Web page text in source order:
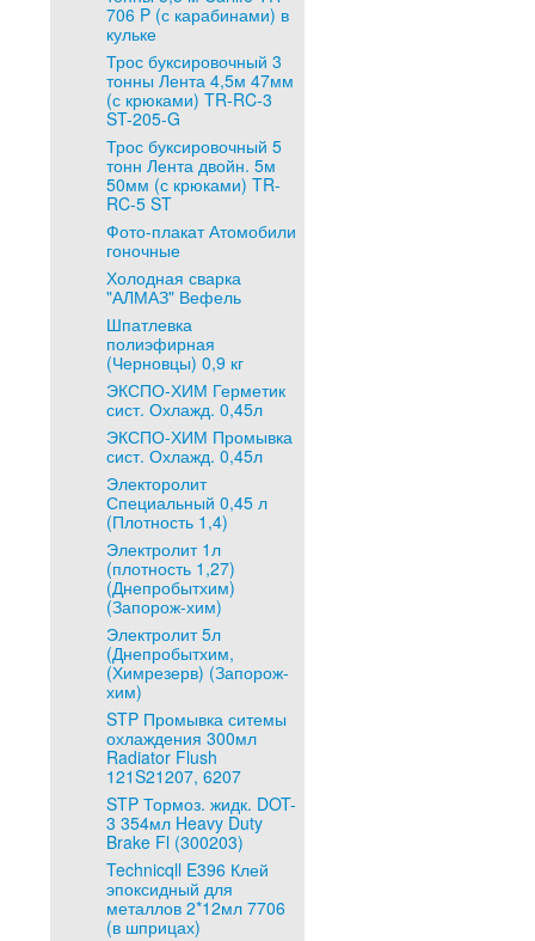
706 P (с карабинами) в
кульке
Трос буксировочный 3
тонны Лента 4,5м 47мм
(с крюками) TR-RC-3
ST-205-G
Трос буксировочный 5
тонн Лента двойн. 5м
50мм (с крюками) TR-
RC-5 ST
Фото-плакат Атомобили
гоночные
Холодная сварка
"АЛМАЗ" Вефель
Шпатлевка
полиэфирная
(Черновцы) 0,9 кг
ЭКСПО-ХИМ Герметик
сист. Охлажд. 0,45л
ЭКСПО-ХИМ Промывка
сист. Охлажд. 0,45л
Электоролит
Специальный 0,45 л
(Плотность 1,4)
Электролит 1л
(плотность 1,27)
(Днепробытхим)
(Запорож-хим)
Электролит 5л
(Днепробытхим,
(Химрезерв) (Запорож-
хим)
STP Промывка ситемы
охлаждения 300мл
Radiator Flush
121S21207, 6207
STP Тормоз. жидк. DOT-
3 354мл Heavy Duty
Brake Fl (300203)
Technicqll E396 Клей
эпоксидный для
металлов 2*12мл 7706
(в шприцах)